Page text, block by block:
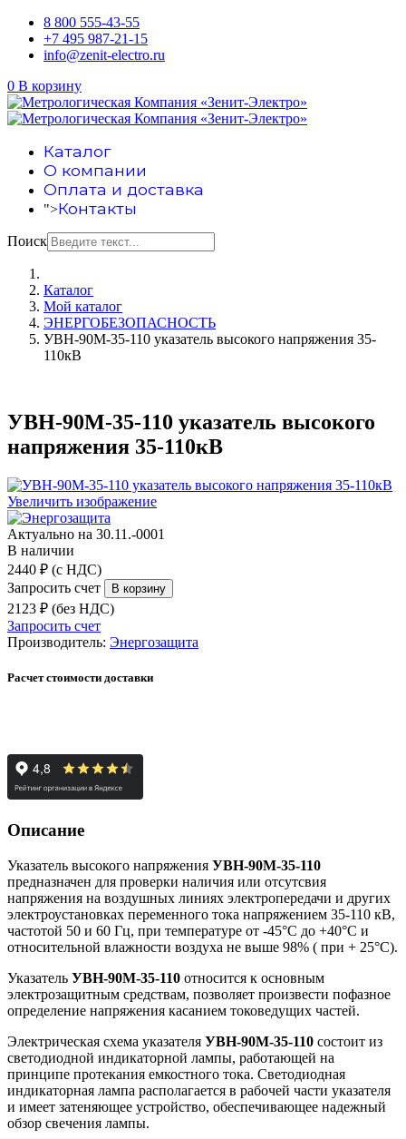
8 800 555-43-55
+7 495 987-21-15
info@zenit-electro.ru
0 В корзину
Каталог
О компании
Оплата и доставка
">Контакты
Поиск
Каталог
Мой каталог
ЭНЕРГОБЕЗОПАСНОСТЬ
УВН-90М-35-110 указатель высокого напряжения 35-
110кВ
УВН-90М-35-110 указатель высокого
напряжения 35-110кВ
Увеличить изображение
Актуально на 30.11.-0001
В наличии
2440 ₽ (с НДС)
Запросить счет
2123 ₽ (без НДС)
Запросить счет
Производитель: Энергозащита
Расчет стоимости доставки
Описание
Указатель высокого напряжения УВН-90М-35-110
предназначен для проверки наличия или отсутсвия
напряжения на воздушных линиях электропередачи и других
электроустановках переменного тока напряжением 35-110 кВ,
частотой 50 и 60 Гц, при температуре от -45°С до +40°С и
относительной влажности воздуха не выше 98% ( при + 25°С).
Указатель УВН-90М-35-110 относится к основным
электрозащитным средствам, позволяет произвести пофазное
определение напряжения касанием токоведущих частей.
Электрическая схема указателя УВН-90М-35-110 состоит из
светодиодной индикаторной лампы, работающей на
принципе протекания емкостного тока. Светодиодная
индикаторная лампа располагается в рабочей части указателя
и имеет затеняющее устройство, обеспечивающее надежный
обзор свечения лампы.